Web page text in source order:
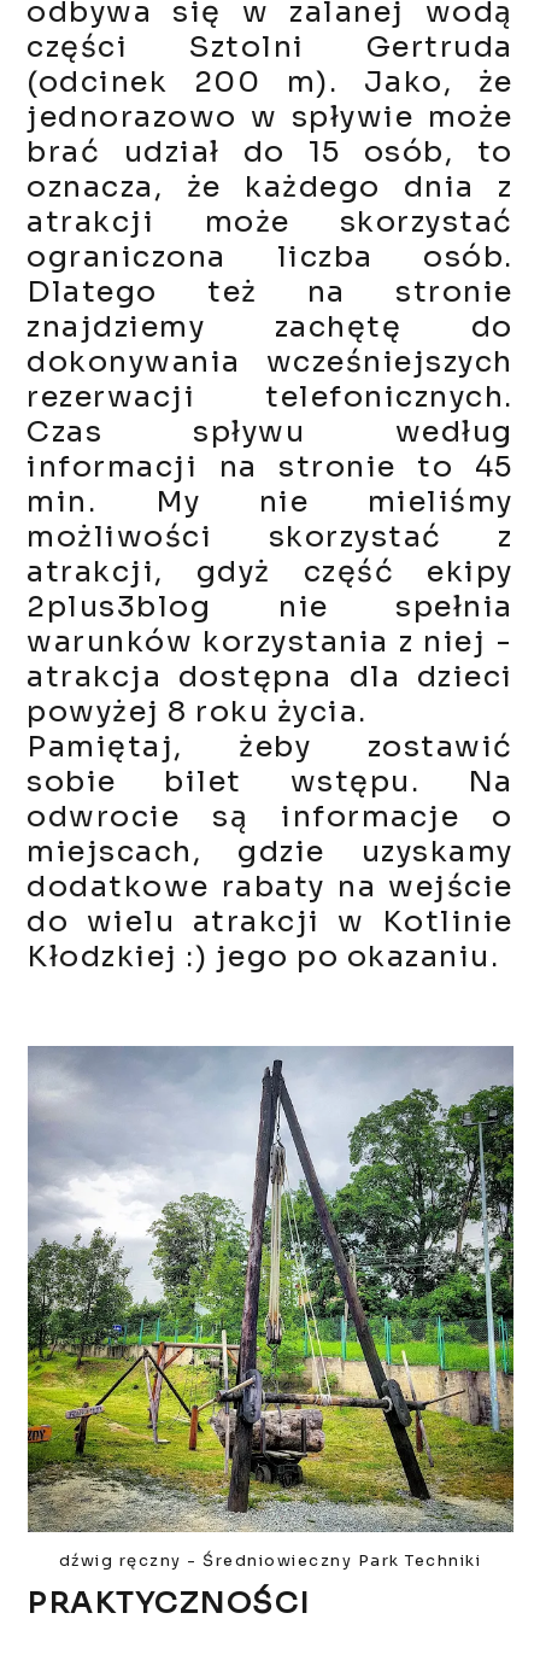
odbywa się w zalanej wodą
części Sztolni Gertruda
(odcinek 200 m). Jako, że
jednorazowo w spływie może
brać udział do 15 osób, to
oznacza, że każdego dnia z
atrakcji może skorzystać
ograniczona liczba osób.
Dlatego też na stronie
znajdziemy zachętę do
dokonywania wcześniejszych
rezerwacji telefonicznych.
Czas spływu według
informacji na stronie to 45
min. My nie mieliśmy
możliwości skorzystać z
atrakcji, gdyż część ekipy
2plus3blog nie spełnia
warunków korzystania z niej -
atrakcja dostępna dla dzieci
powyżej 8 roku życia.
Pamiętaj, żeby zostawić
sobie bilet wstępu. Na
odwrocie są informacje o
miejscach, gdzie uzyskamy
dodatkowe rabaty na wejście
do wielu atrakcji w Kotlinie
Kłodzkiej :) jego po okazaniu.
dźwig ręczny - Średniowieczny Park Techniki
PRAKTYCZNOŚCI